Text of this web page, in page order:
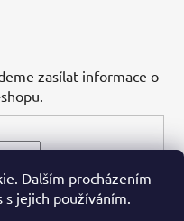
Dalším procházením
jejich používáním.
zasílat informace o